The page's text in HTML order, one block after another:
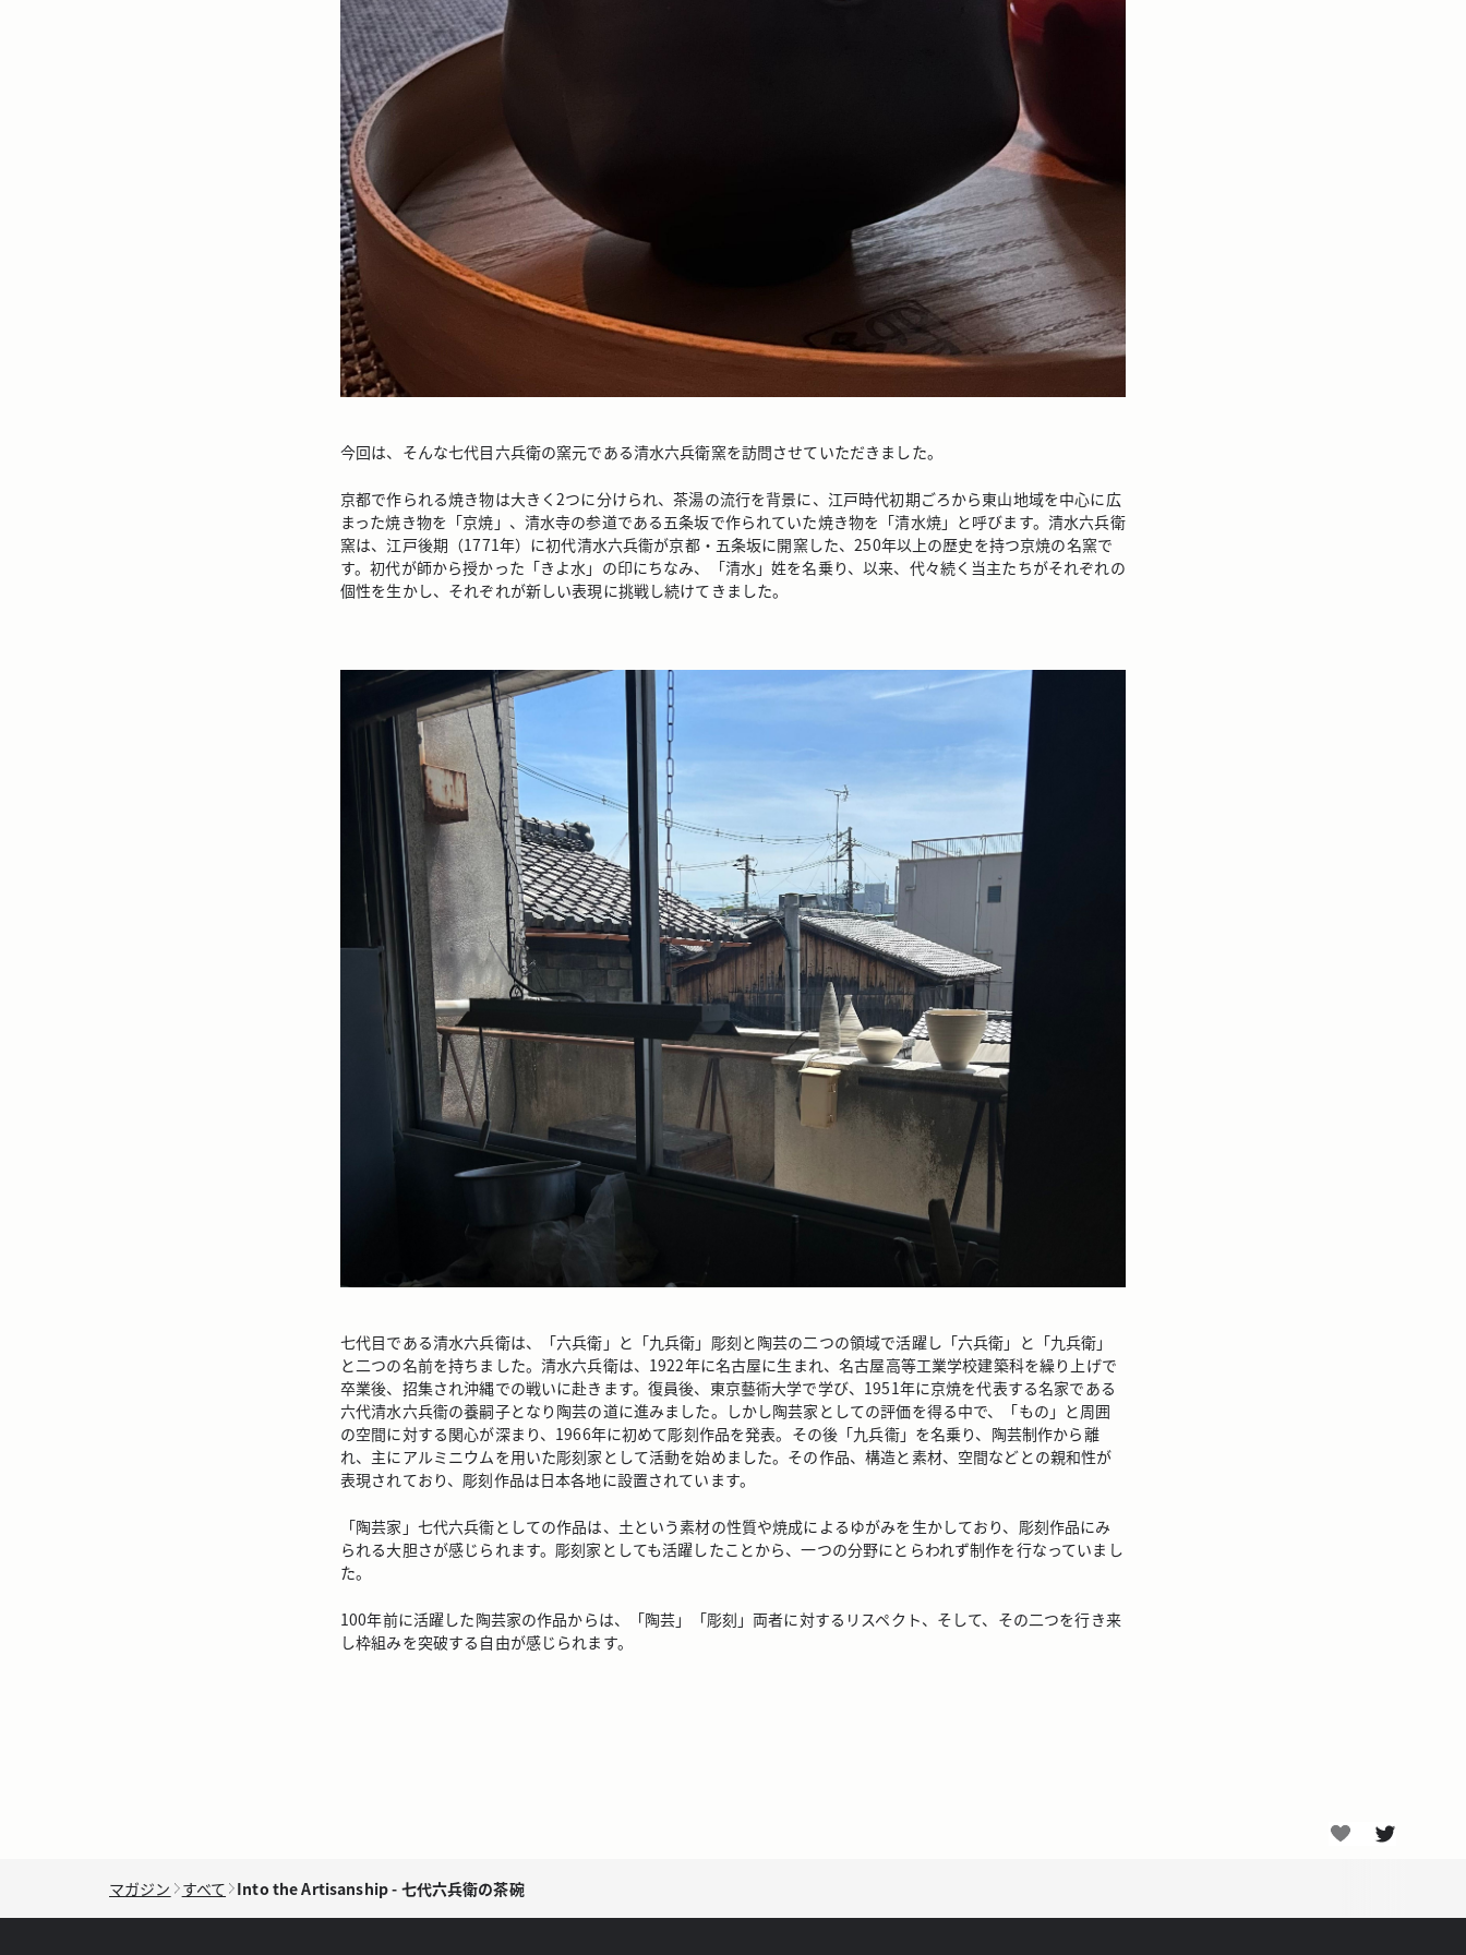
今回は、そんな七代目六兵衛の窯元である清水六兵衛窯を訪問させていただきました。
京都で作られる焼き物は大きく2つに分けられ、茶湯の流行を背景に、江戸時代初期ごろから東山地域を中心に広
まった焼き物を「京焼」、清水寺の参道である五条坂で作られていた焼き物を「清水焼」と呼びます。清水六兵衛
窯は、江戸後期（1771年）に初代清水六兵衞が京都・五条坂に開窯した、250年以上の歴史を持つ京焼の名窯で
す。初代が師から授かった「きよ水」の印にちなみ、「清水」姓を名乗り、以来、代々続く当主たちがそれぞれの
個性を生かし、それぞれが新しい表現に挑戦し続けてきました。
七代目である清水六兵衛は、「六兵衛」と「九兵衛」彫刻と陶芸の二つの領域で活躍し「六兵衛」と「九兵衛」
と二つの名前を持ちました。清水六兵衛は、1922年に名古屋に生まれ、名古屋高等工業学校建築科を繰り上げで
卒業後、招集され沖縄での戦いに赴きます。復員後、東京藝術大学で学び、1951年に京焼を代表する名家である
六代清水六兵衞の養嗣子となり陶芸の道に進みました。しかし陶芸家としての評価を得る中で、「もの」と周囲
の空間に対する関心が深まり、1966年に初めて彫刻作品を発表。その後「九兵衞」を名乗り、陶芸制作から離
れ、主にアルミニウムを用いた彫刻家として活動を始めました。その作品、構造と素材、空間などとの親和性が
表現されており、彫刻作品は日本各地に設置されています。
「陶芸家」七代六兵衞としての作品は、土という素材の性質や焼成によるゆがみを生かしており、彫刻作品にみ
られる大胆さが感じられます。彫刻家としても活躍したことから、一つの分野にとらわれず制作を行なっていまし
た。
100年前に活躍した陶芸家の作品からは、「陶芸」「彫刻」両者に対するリスペクト、そして、その二つを行き来
し枠組みを突破する自由が感じられます。
マガジン すべて Into the Artisanship - 七代六兵衛の茶碗